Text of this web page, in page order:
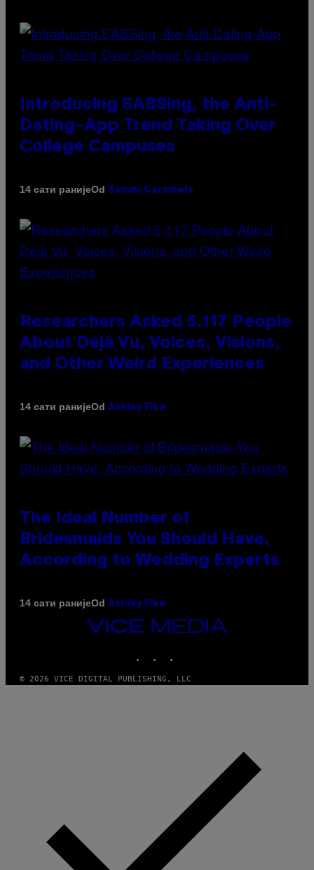
Introducing SABSing, the Anti-
Dating-App Trend Taking Over
College Campuses
14 сати ранијеOd Sammi Caramela
Researchers Asked 5,117 People
About Déjà Vu, Voices, Visions,
and Other Weird Experiences
14 сати ранијеOd Ashley Fike
The Ideal Number of
Bridesmaids You Should Have,
According to Wedding Experts
14 сати ранијеOd Ashley Fike
VICE
MEDIA
© 2026 VICE DIGITAL PUBLISHING, LLC